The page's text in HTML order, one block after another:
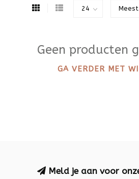
Geen producten
GA VERDER MET
Meld je aan voor